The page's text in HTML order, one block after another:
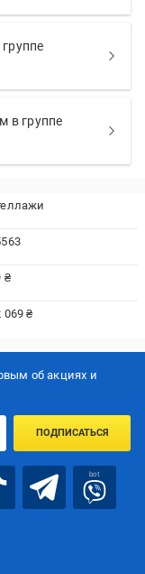
в группе
₴
069 ₴
об акцияx и
ПОДПИСАТЬСЯ
bot